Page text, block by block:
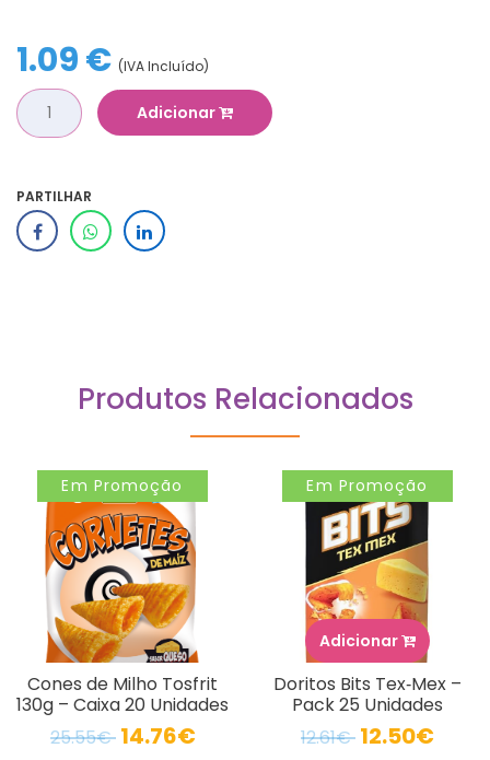
1.09 € (IVA Incluído)
Adicionar
PARTILHAR
Produtos Relacionados
Em Promoção
Cones de Milho Tosfrit
130g – Caixa 20 Unidades
25.55€ 14.76€
Em Promoção
Adicionar
Doritos Bits Tex‑Mex –
Pack 25 Unidades
12.61€ 12.50€